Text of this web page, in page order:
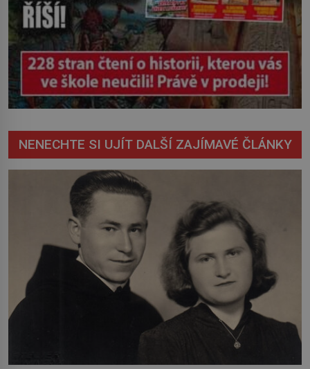
NENECHTE SI UJÍT DALŠÍ ZAJÍMAVÉ ČLÁNKY